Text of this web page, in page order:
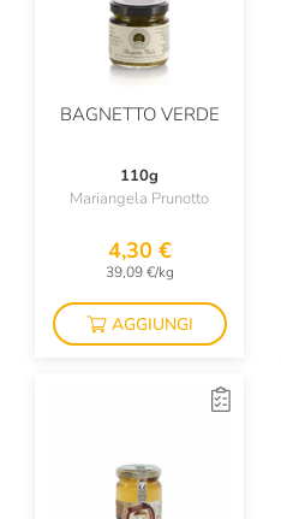
BAGNETTO VERDE
110g
Mariangela Prunotto
4,30 €
39,09 €/kg
AGGIUNGI